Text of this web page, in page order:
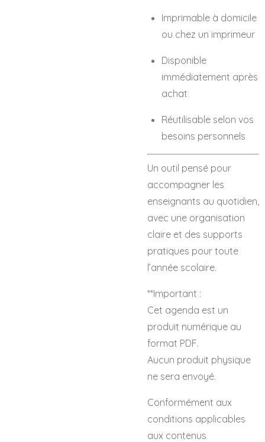
Imprimable à domicile
ou chez un imprimeur
Disponible
immédiatement après
achat
Réutilisable selon vos
besoins personnels
Un outil pensé pour
accompagner les
enseignants au quotidien,
avec une organisation
claire et des supports
pratiques pour toute
l’année scolaire.
**Important :
Cet agenda est un
produit numérique au
format PDF.
Aucun produit physique
ne sera envoyé.
Conformément aux
conditions applicables
aux contenus